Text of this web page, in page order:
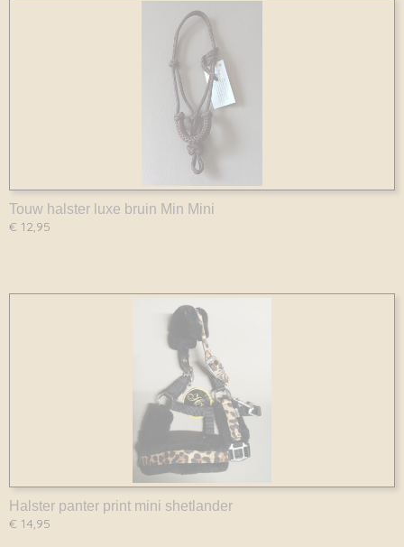
Touw halster luxe bruin Min Mini
€ 12,95
Halster panter print mini shetlander
€ 14,95